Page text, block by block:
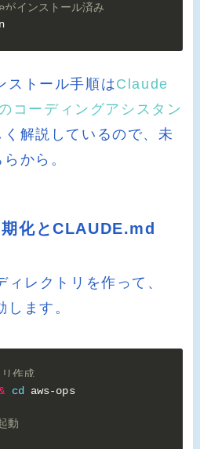
インストール済み
トール手順はClaude
コーディングアシスタン
く解説しているので、未
から。
化とCLAUDE.md
レクトリを作って、
ます。
作成
cd aws-ops
動